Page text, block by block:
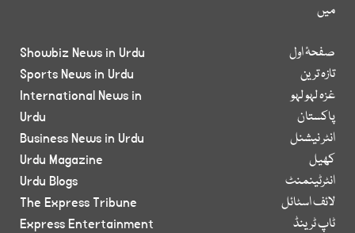
میں
صفحۂ اول
تازہ ترین
غزہ لہو لہو
پاکستان
انٹر نیشنل
کھیل
انٹرٹینمنٹ
لائف اسٹائل
ٹاپ ٹرینڈ
Showbiz News in Urdu
Sports News in Urdu
International News in
Urdu
Business News in Urdu
Urdu Magazine
Urdu Blogs
The Express Tribune
Express Entertainment